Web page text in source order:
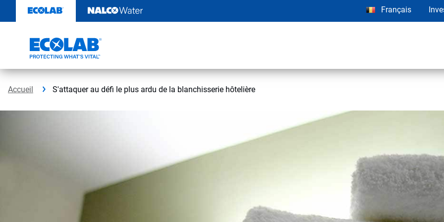
contenu
Français
Accueil S'attaquer au défi le plus ardu de la blanchisserie hôtelière